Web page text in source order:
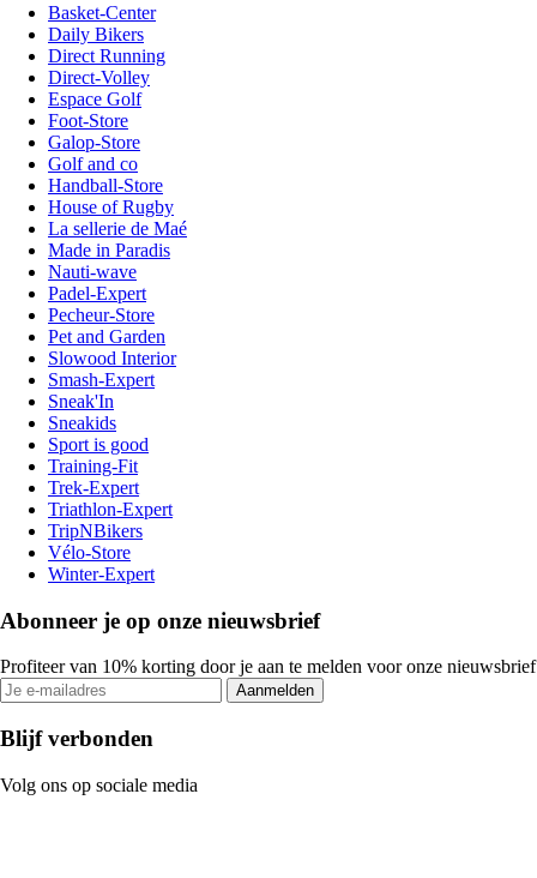
Basket-Center
Daily Bikers
Direct Running
Direct-Volley
Espace Golf
Foot-Store
Galop-Store
Golf and co
Handball-Store
House of Rugby
La sellerie de Maé
Made in Paradis
Nauti-wave
Padel-Expert
Pecheur-Store
Pet and Garden
Slowood Interior
Smash-Expert
Sneak'In
Sneakids
Sport is good
Training-Fit
Trek-Expert
Triathlon-Expert
TripNBikers
Vélo-Store
Winter-Expert
Abonneer je op onze nieuwsbrief
Profiteer van 10% korting door je aan te melden voor onze nieuwsbrief
Aanmelden
Blijf verbonden
Volg ons op sociale media